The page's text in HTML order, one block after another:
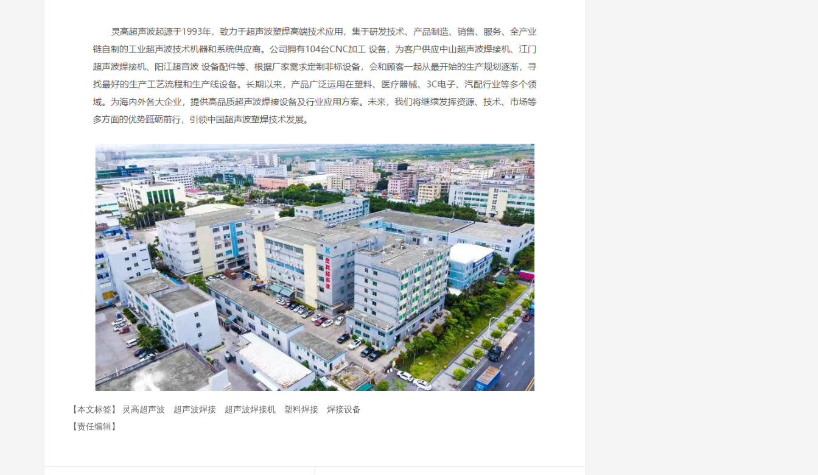
【本文标签】 灵高超声波 超声波焊接 超声波焊接机 塑料焊接
焊接设备
【责任编辑】